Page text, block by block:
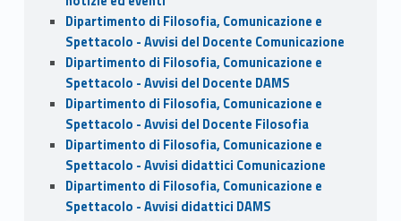
Dipartimento di Filosofia, Comunicazione e
Spettacolo - Avvisi del Docente Comunicazione
Dipartimento di Filosofia, Comunicazione e
Spettacolo - Avvisi del Docente DAMS
Dipartimento di Filosofia, Comunicazione e
Spettacolo - Avvisi del Docente Filosofia
Dipartimento di Filosofia, Comunicazione e
Spettacolo - Avvisi didattici Comunicazione
Dipartimento di Filosofia, Comunicazione e
Spettacolo - Avvisi didattici DAMS